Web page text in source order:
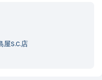
屋S.C.店